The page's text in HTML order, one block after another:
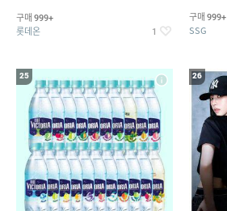
구매 999+
롯데온 1
구매 999+
SSG
25 26